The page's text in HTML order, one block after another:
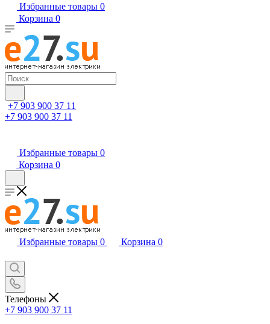
Избранные товары 0
Корзина 0
+7 903 900 37 11
+7 903 900 37 11
Избранные товары 0
Корзина 0
Избранные товары 0 Корзина 0
Телефоны
+7 903 900 37 11